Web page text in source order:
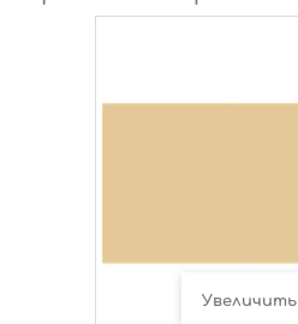
Увеличить